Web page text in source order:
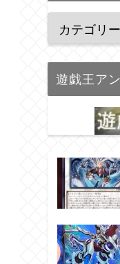
遊戯王ア